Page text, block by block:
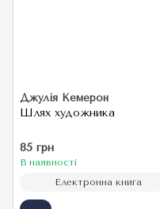
Джулія Кемерон
Шлях художника
85 грн
В наявності
Електронна книга